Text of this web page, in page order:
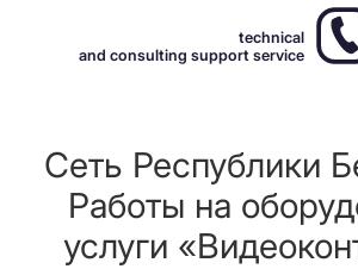
technical
and consulting support service
Сеть Республики
Работы на
услуги